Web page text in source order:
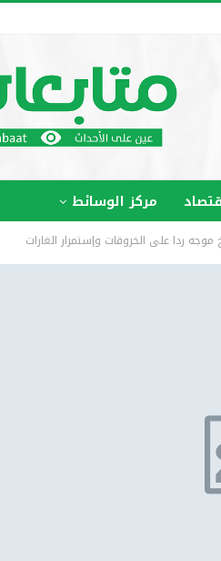
مركز الوسائط
ردا على الخروقات وإستمرار الغارات